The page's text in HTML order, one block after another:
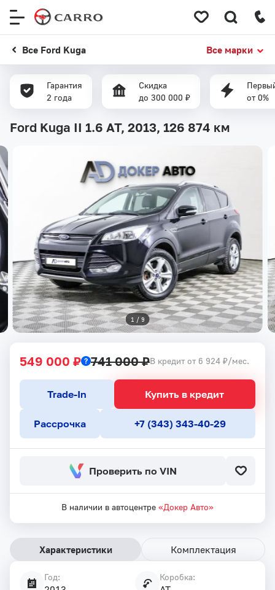
Все Ford Kuga Все марки
Гарантия
2 года
Скидка
до 300 000 ₽
от 0%
Ford Kuga II 1.6 AT, 2013, 126 874 км
1 / 9
549 000 ₽ 741 000 ₽В кредит от 6 924 ₽/мес.
Купить в кредит
Trade-In
Рассрочка +7 (343) 343-40-29
Проверить по VIN
В наличии в автоцентре «Докер Авто»
Характеристики Комплектация
Год: Коробка: